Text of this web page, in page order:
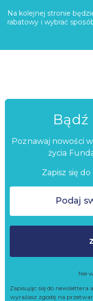
Na kolejnej stronie
rabatowy i wybrać
Bądź
Poznawaj nowości
życia
Zapisz się
Nie
Zapisując się do newslettera
wyrażasz zgodę na